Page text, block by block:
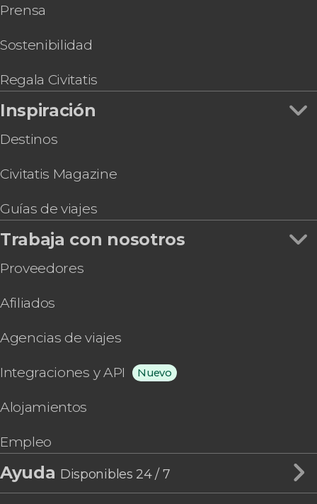
Prensa
Sostenibilidad
Regala Civitatis
Inspiración
Destinos
Civitatis Magazine
Guías de viajes
Trabaja con nosotros
Proveedores
Afiliados
Agencias de viajes
Integraciones y API Nuevo
Alojamientos
Empleo
Ayuda Disponibles 24 / 7